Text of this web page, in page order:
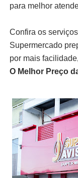
para melhor
Confira os
Supermercado
por mais
O Melhor Preço